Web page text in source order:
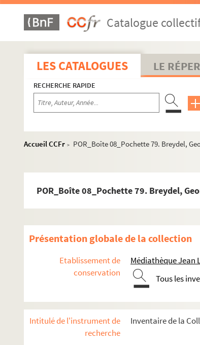
Catalogue
LES CATALOGUES LE
RECHERCHE RAPIDE
Accueil CCFr >
POR_Boîte 08_Pochette 79. Breydel,
POR_Boîte 08_Pochette 79. Breydel,
Présentation globale de la collection
Etablissement de
conservation
Médiathèque Jean
Tous les
Intitulé de l'instrument de
recherche
Inventaire de la
POR_Boîte 08_Pochette 52. Albert III de
POR_Boîte 08_Pochette 53. Brandebourg,
POR_Boîte 08_Pochette 54. Brandebourg,
POR_Boîte 08_Pochette 55. Brandebourg,
POR_Boîte 08_Pochette 56. Brandebourg,
POR_Boîte 08_Pochette 57. Brandebourg,
POR_Boîte 08_Pochette 58. Brandebourg,
POR_Boîte 08_Pochette 62. Brandebourg,
POR_Boîte 08_Pochettte 65. Brantôme,
POR_Boîte 08_Pochette 67. Brayer
POR_Boîte 08_Pochette 68. Brédael, Pierre-
POR_Boîte 08_Pochette 70. Brederode,
POR_Boîte 08_Pochette 71. Brederode,